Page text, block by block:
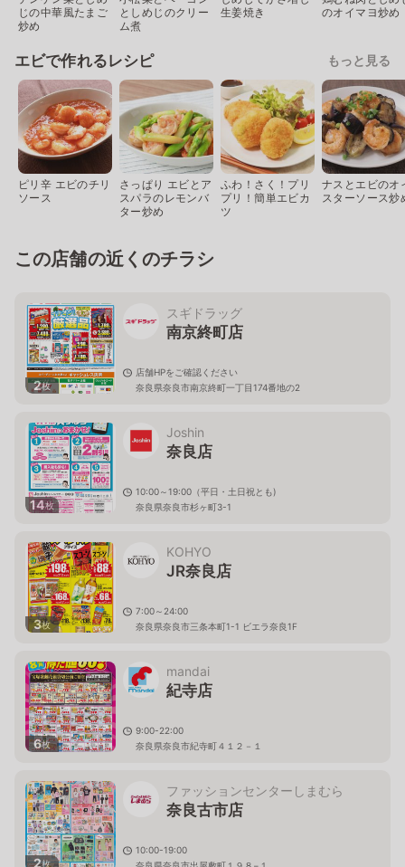
じの中華風たまご
炒め
としめじのクリー
ム煮
生姜焼き
のオイマヨ炒め
エビで作れるレシピ もっと見る
ピリ辛 エビのチリ
ソース
さっぱり エビとア
スパラのレモンバ
ター炒め
ふわ！さく！プリ
プリ！簡単エビカ
ツ
ナスとエビのオ
スターソース炒
この店舗の近くのチラシ
2枚
スギドラッグ
南京終町店
店舗HPをご確認ください
奈良県奈良市南京終町一丁目174番地の2
14枚
Joshin
奈良店
10:00～19:00（平日・土日祝とも)
奈良県奈良市杉ヶ町3-1
3枚
KOHYO
JR奈良店
7:00～24:00
奈良県奈良市三条本町1-1 ビエラ奈良1F
6枚
mandai
紀寺店
9:00-22:00
奈良県奈良市紀寺町４１２－１
2枚
ファッションセンターしまむら
奈良古市店
10:00-19:00